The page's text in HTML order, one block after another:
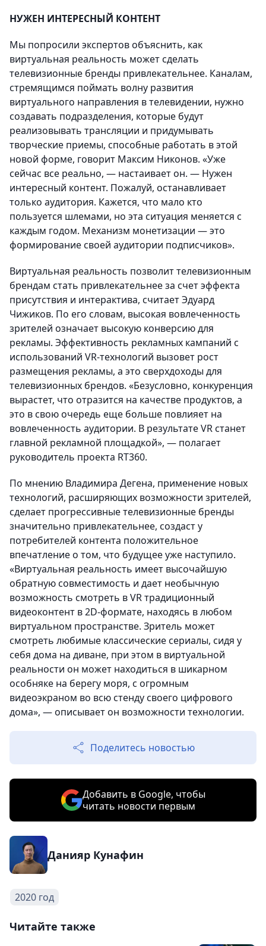
НУЖЕН ИНТЕРЕСНЫЙ КОНТЕНТ
Мы попросили экспертов объяснить, как
виртуальная реальность может сделать
телевизионные бренды привлекательнее. Каналам,
стремящимся поймать волну развития
виртуального направления в телевидении, нужно
создавать подразделения, которые будут
реализовывать трансляции и придумывать
творческие приемы, способные работать в этой
новой форме, говорит Максим Никонов. «Уже
сейчас все реально, — настаивает он. — Нужен
интересный контент. Пожалуй, останавливает
только аудитория. Кажется, что мало кто
пользуется шлемами, но эта ситуация меняется с
каждым годом. Механизм монетизации — это
формирование своей аудитории подписчиков».
Виртуальная реальность позволит телевизионным
брендам стать привлекательнее за счет эффекта
присутствия и интерактива, считает Эдуард
Чижиков. По его словам, высокая вовлеченность
зрителей означает высокую конверсию для
рекламы. Эффективность рекламных кампаний с
использований VR-технологий вызовет рост
размещения рекламы, а это сверхдоходы для
телевизионных брендов. «Безусловно, конкуренция
вырастет, что отразится на качестве продуктов, а
это в свою очередь еще больше повлияет на
вовлеченность аудитории. В результате VR станет
главной рекламной площадкой», — полагает
руководитель проекта RT360.
По мнению Владимира Дегена, применение новых
технологий, расширяющих возможности зрителей,
сделает прогрессивные телевизионные бренды
значительно привлекательнее, создаст у
потребителей контента положительное
впечатление о том, что будущее уже наступило.
«Виртуальная реальность имеет высочайшую
обратную совместимость и дает необычную
возможность смотреть в VR традиционный
видеоконтент в 2D-формате, находясь в любом
виртуальном пространстве. Зритель может
смотреть любимые классические сериалы, сидя у
себя дома на диване, при этом в виртуальной
реальности он может находиться в шикарном
особняке на берегу моря, с огромным
видеоэкраном во всю стенду своего цифрового
дома», — описывает он возможности технологии.
Поделитесь новостью
Добавить в Google, чтобы
читать новости первым
Данияр Кунафин
2020 год
Читайте также